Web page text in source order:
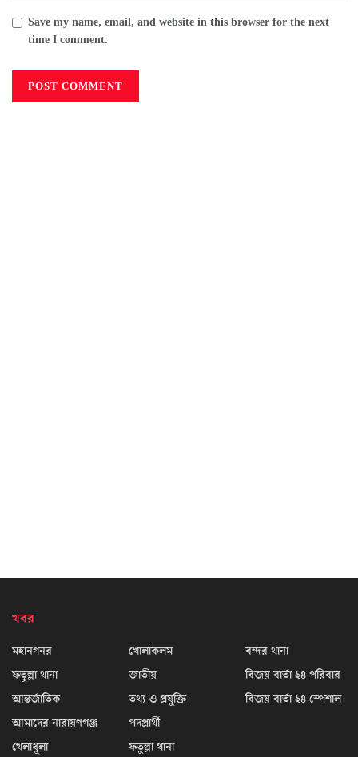
Save my name, email, and website in this browser for the next
time I comment.
খবর
মহানগনর
ফতুল্লা থানা
আন্তর্জাতিক
আমাদের নারায়ণগঞ্জ
খেলাধূলা
খোলাকলম
জাতীয়
তথ্য ও প্রযুক্তি
পদপ্রার্থী
ফতুল্লা থানা
বন্দর থানা
বিজয় বার্তা ২৪ পরিবার
বিজয় বার্তা ২৪ স্পেশাল